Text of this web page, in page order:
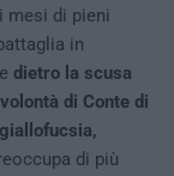
mesi di pieni
in
dietro la scusa
di Conte di
di più